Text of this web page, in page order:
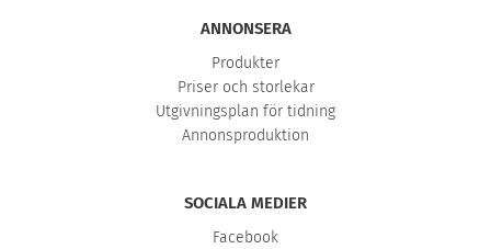
ANNONSERA
Produkter
Priser och storlekar
Utgivningsplan för tidning
Annonsproduktion
SOCIALA MEDIER
Facebook